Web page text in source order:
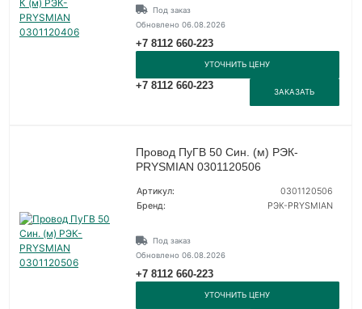
Под заказ
Обновлено 06.08.2026
+7 8112 660-223
УТОЧНИТЬ ЦЕНУ
+7 8112 660-223
ЗАКАЗАТЬ
Провод ПуГВ 50 Син. (м) РЭК-
PRYSMIAN 0301120506
Артикул:
0301120506
Бренд:
РЭК-PRYSMIAN
Под заказ
Обновлено 06.08.2026
+7 8112 660-223
УТОЧНИТЬ ЦЕНУ